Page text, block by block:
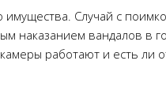
имущества. Случай с
наказанием вандалов в
работают и есть ли